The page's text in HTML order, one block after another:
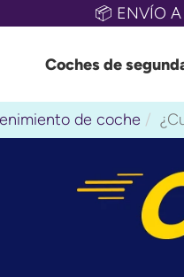
📦 ENVÍO A
Coches de
de coche